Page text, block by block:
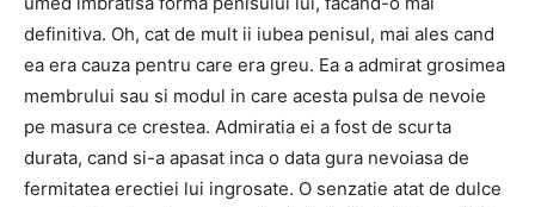
definitiva. Oh, cat de mult ii iubea penisul, mai ales cand
ea era cauza pentru care era greu. Ea a admirat grosimea
membrului sau si modul in care acesta pulsa de nevoie
pe masura ce crestea. Admiratia ei a fost de scurta
durata, cand si-a apasat inca o data gura nevoiasa de
fermitatea erectiei lui ingrosate. O senzatie atat de dulce